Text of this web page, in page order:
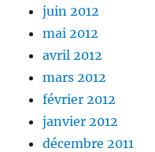
juin 2012
mai 2012
avril 2012
mars 2012
février 2012
janvier 2012
décembre 2011